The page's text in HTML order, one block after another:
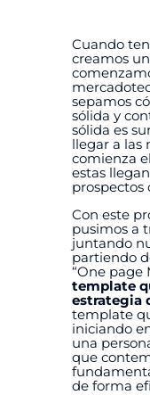
Cuando
creamos
sepamos
sólida y
sólida es
llegar a las
comienza
estas
prospectos
Con este
pusimos a
juntando
partiendo
“One page
template
estrategia
template
iniciando
una
que
de forma